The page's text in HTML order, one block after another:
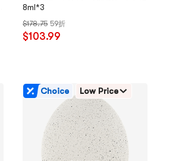
8ml*3
$178.75 59折
$103.99
Choice Low Price